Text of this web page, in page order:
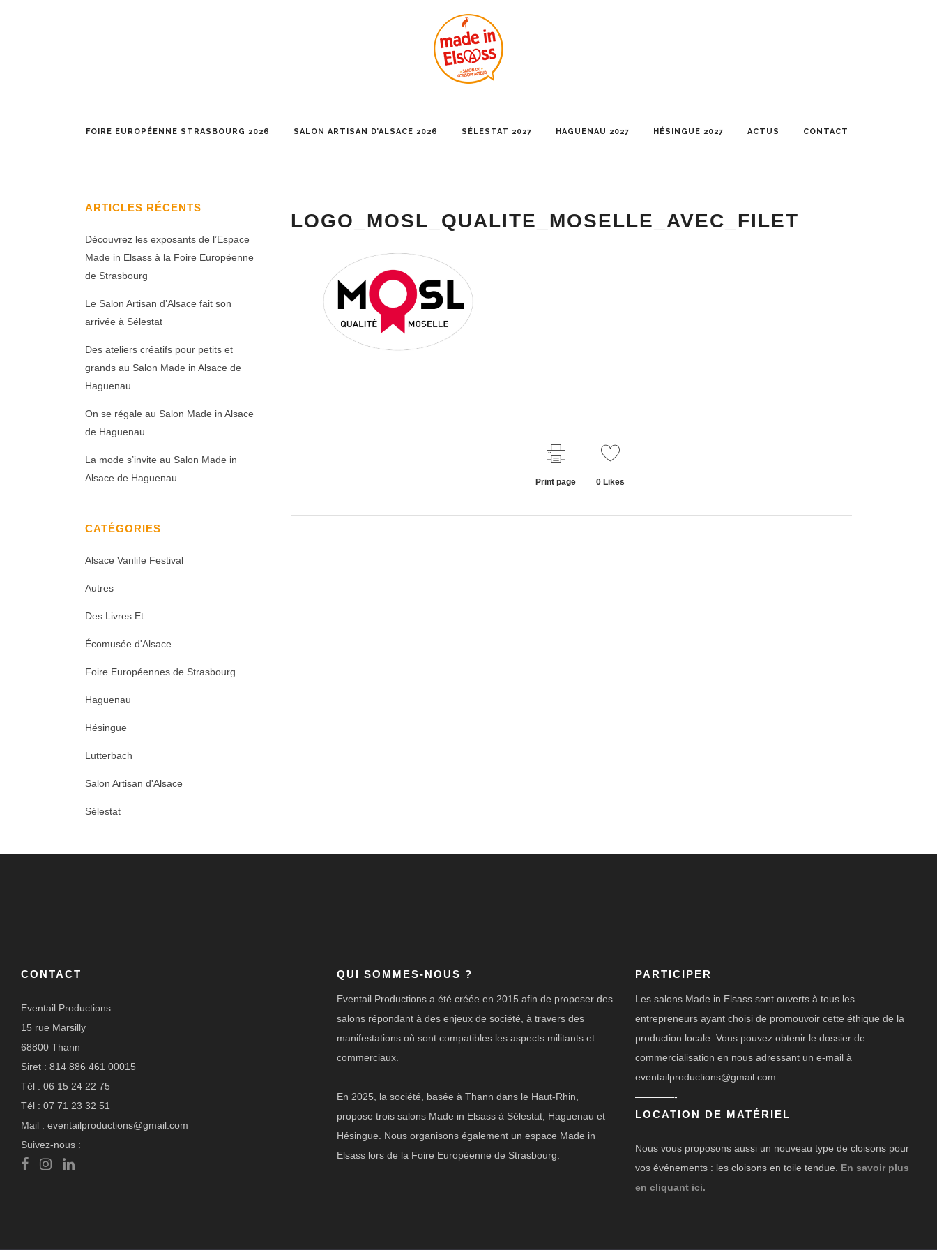
FOIRE EUROPÉENNE STRASBOURG 2026 SALON ARTISAN D’ALSACE 2026 SÉLESTAT 2027 HAGUENAU 2027 HÉSINGUE 2027 ACTUS CONTACT
ARTICLES RÉCENTS
Découvrez les exposants de l’Espace
Made in Elsass à la Foire Européenne
de Strasbourg
Le Salon Artisan d’Alsace fait son
arrivée à Sélestat
Des ateliers créatifs pour petits et
grands au Salon Made in Alsace de
Haguenau
On se régale au Salon Made in Alsace
de Haguenau
La mode s’invite au Salon Made in
Alsace de Haguenau
CATÉGORIES
Alsace Vanlife Festival
Autres
Des Livres Et…
Écomusée d'Alsace
Foire Européennes de Strasbourg
Haguenau
Hésingue
Lutterbach
Salon Artisan d'Alsace
Sélestat
LOGO_MOSL_QUALITE_MOSELLE_AVEC_FILET
Print page 0 Likes
CONTACT
Eventail Productions
15 rue Marsilly
68800 Thann
Siret : 814 886 461 00015
Tél : 06 15 24 22 75
Tél : 07 71 23 32 51
Mail : eventailproductions@gmail.com
Suivez-nous :
QUI SOMMES-NOUS ?
Eventail Productions a été créée en 2015 afin de proposer des
salons répondant à des enjeux de société, à travers des
manifestations où sont compatibles les aspects militants et
commerciaux.
En 2025, la société, basée à Thann dans le Haut-Rhin,
propose trois salons Made in Elsass à Sélestat, Haguenau et
Hésingue. Nous organisons également un espace Made in
Elsass lors de la Foire Européenne de Strasbourg.
PARTICIPER
Les salons Made in Elsass sont ouverts à tous les
entrepreneurs ayant choisi de promouvoir cette éthique de la
production locale. Vous pouvez obtenir le dossier de
commercialisation en nous adressant un e-mail à
eventailproductions@gmail.com
————-
LOCATION DE MATÉRIEL
Nous vous proposons aussi un nouveau type de cloisons pour
vos événements : les cloisons en toile tendue. En savoir plus
en cliquant ici.